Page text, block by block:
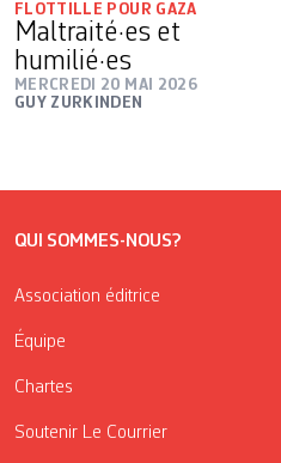
FLOTTILLE POUR GAZA
Maltraité·es et
humilié·es
MERCREDI 20 MAI 2026
GUY ZURKINDEN
QUI SOMMES-NOUS?
Association éditrice
Équipe
Chartes
Soutenir Le Courrier